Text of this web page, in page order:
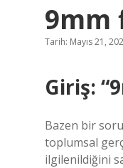
9mm
Tarih: Mayıs 21,
Giriş:
Bazen bir
toplumsal
ilgilenildiğini